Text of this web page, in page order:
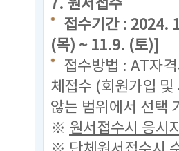
7. 원서접수
접수기간 : 2024.
(목) ~ 11.9. (토)]
접수방법 : AT자
체접수 (회원가입 및
않는 범위에서 선택
※ 원서접수시 응시